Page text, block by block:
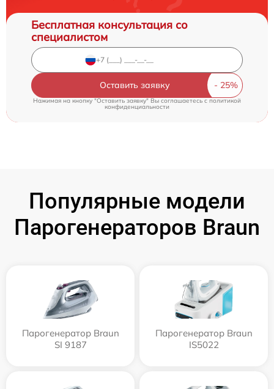
Бесплатная консультация со
специалистом
Оставить заявку
Нажимая на кнопку "Оставить заявку" Вы соглашаетесь cполитикой
конфиденциальности
Популярные модели
Парогенераторов Braun
Парогенератор Braun
SI 9187
Парогенератор Braun
IS5022